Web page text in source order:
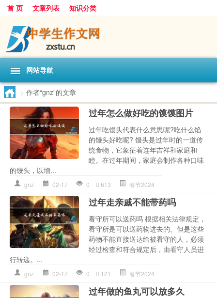
首 页 文章列表 知识分类
网站导航
> 作者“gnz”的文章
过年怎么做好吃的馍馍图片
过年吃馒头代表什么意思呢?吃什么馅
的馒头好吃呢? 馒头是过年时的一道传
统食物，它象征着连年吉祥和家庭和
睦。在过年期间，家庭会制作各种口味
的馒头，以增...
gnz 02-17 0 613 春节2024
过年走亲戚不能带药吗
看守所可以送药吗 根据相关法律规定，
看守所是可以送药物进去的。但是这些
药物不能直接送达给被看守的人，必须
经过检查和符合规定后，由看守人员进
行转递。...
gnz 02-17 0 121 春节2024
过年做的鱼丸可以放多久